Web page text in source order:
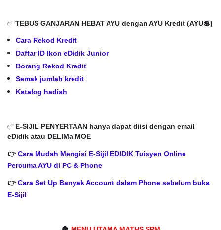
✅ TEBUS GANJARAN HEBAT AYU dengan AYU Kredit (AYU💲)
Cara Rekod Kredit
Daftar ID Ikon eDidik Junior
Borang Rekod Kredit
Semak jumlah kredit
Katalog hadiah
✅ E-SIJIL PENYERTAAN hanya dapat diisi dengan email
eDidik atau DELIMa MOE
👉Cara Mudah Mengisi E-Sijil EDIDIK Tuisyen Online
Percuma AYU di PC & Phone
👉Cara Set Up Banyak Account dalam Phone sebelum buka
E-Sijil